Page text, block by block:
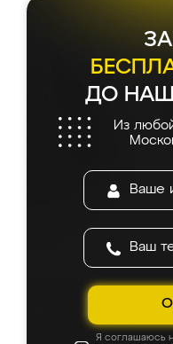
ДО
Из
Я соглашаюсь